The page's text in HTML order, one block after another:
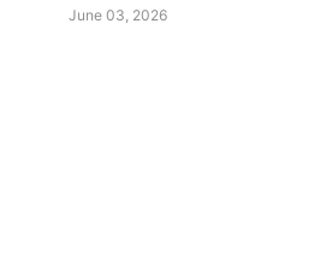
June 03, 2026